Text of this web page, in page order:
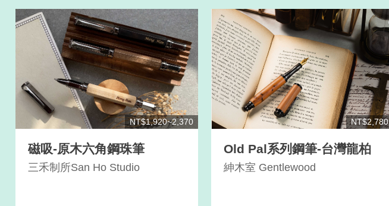
NT$1,920~2,370
磁吸-原木六角鋼珠筆
三禾制所San Ho Studio
NT$2,780
Old Pal系列鋼筆-台灣龍柏
紳木室 Gentlewood